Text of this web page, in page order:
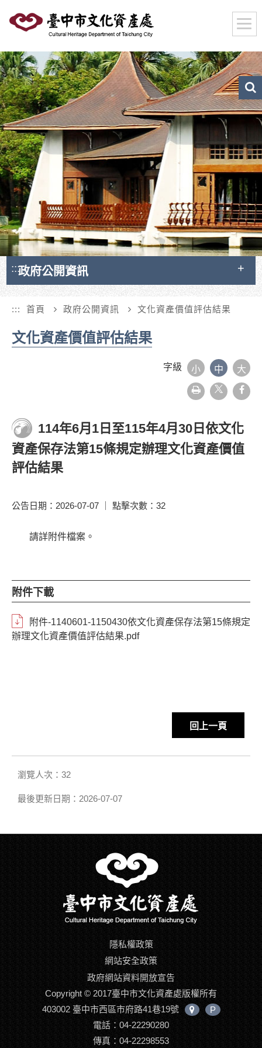
要
內
容
區
塊
:::政府公開資訊
::: 首頁 政府公開資訊 文化資產價值評估結果
文化資產價值評估結果
字級 小 中 大
友
善
114年6月1日至115年4月30日依文化
資產保存法第15條規定辦理文化資產價值
評估結果
公告日期：2026-07-07 ｜ 點擊次數：32
請詳附件檔案。
附件下載
附件-1140601-1150430依文化資產保存法第15條規定
辦理文化資產價值評估結果.pdf
回上一頁
瀏覽人次：32
最後更新日期：2026-07-07
隱私權政策
網站安全政策
政府網站資料開放宣告
Copyright © 2017臺中市文化資產處版權所有
403002 臺中市西區市府路41巷19號
中
P
電話：04-22290280
傳真：04-22298553
文
化
資
搜
尋